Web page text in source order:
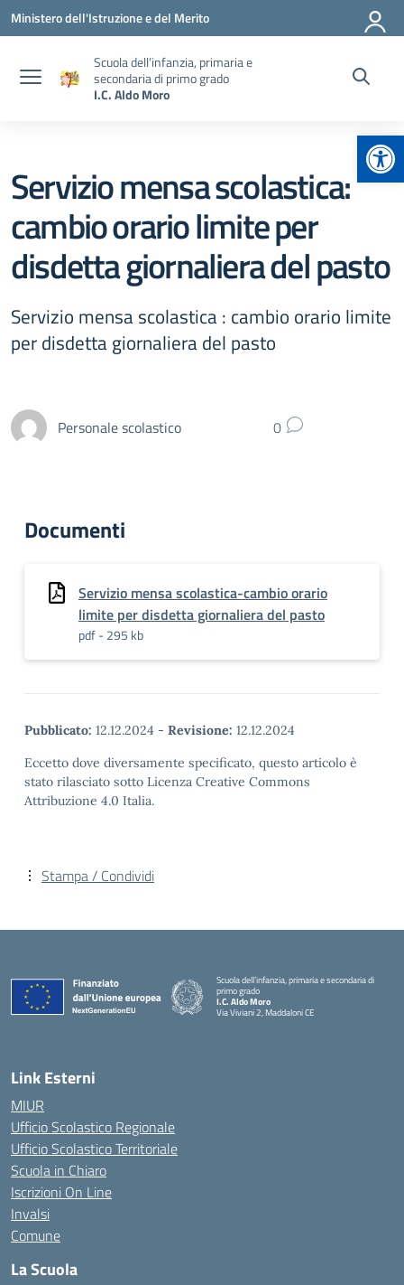
Vai ai contenuti
Vai al menu di navigazione
Vai al footer
Ministero dell'Istruzione e del Merito
Scuola dell’infanzia, primaria e
secondaria di primo grado
I.C. Aldo Moro
Servizio mensa scolastica:
cambio orario limite per
disdetta giornaliera del pasto
Servizio mensa scolastica : cambio orario limite
per disdetta giornaliera del pasto
Personale scolastico 0
Documenti
Servizio mensa scolastica-cambio orario
limite per disdetta giornaliera del pasto
pdf - 295 kb
Pubblicato: 12.12.2024 - Revisione: 12.12.2024
Eccetto dove diversamente specificato, questo articolo è
stato rilasciato sotto Licenza Creative Commons
Attribuzione 4.0 Italia.
Stampa / Condividi
Scuola dell’infanzia, primaria e secondaria di
primo grado
I.C. Aldo Moro
Via Viviani 2, Maddaloni CE
Link Esterni
MIUR
Ufficio Scolastico Regionale
Ufficio Scolastico Territoriale
Scuola in Chiaro
Iscrizioni On Line
Invalsi
Comune
La Scuola